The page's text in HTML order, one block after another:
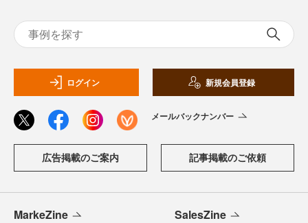
ログイン 新規会員登録
メールバックナンバー
広告掲載のご案内 記事掲載のご依頼
MarkeZine SalesZine